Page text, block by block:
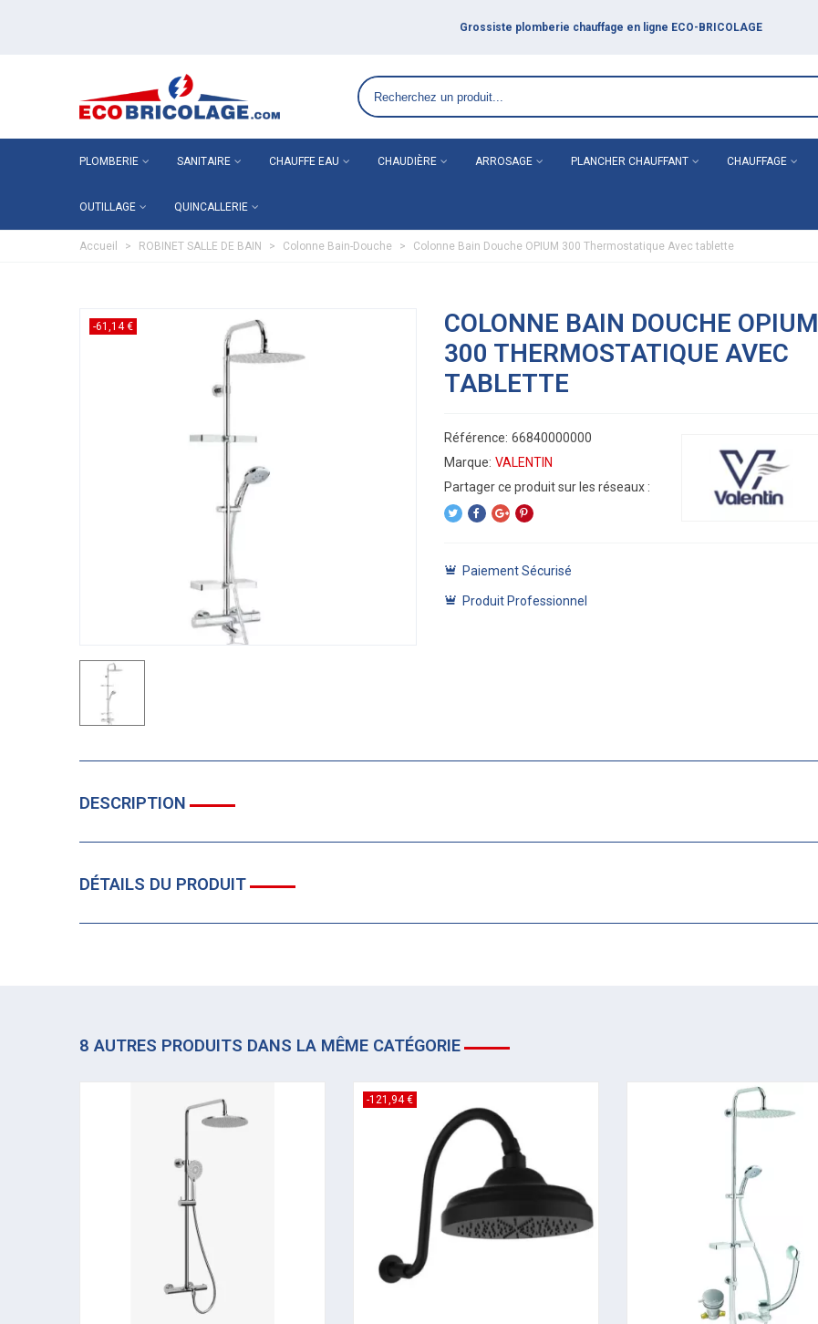
PLOMBERIE SANITAIRE CHAUFFE EAU CHAUDIÈRE ARROSAGE PLANCHER CHAUFFANT CHAUFFAGE
OUTILLAGE QUINCALLERIE
Accueil > ROBINET SALLE DE BAIN > Colonne Bain-Douche > Colonne Bain Douche OPIUM 300 Thermostatique Avec tablette
-61,14 €
COLONNE BAIN DOUCHE OPIUM
300 THERMOSTATIQUE AVEC
TABLETTE
Référence: 66840000000
Marque: VALENTIN
Paiement Sécurisé
Produit Professionnel
DESCRIPTION
DÉTAILS DU PRODUIT
8 AUTRES PRODUITS DANS LA MÊME CATÉGORIE
-121,94 €